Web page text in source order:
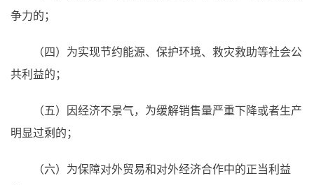
争力的；
（四）为实现节约能源、保护环境、救灾救助等社会公
共利益的；
（五）因经济不景气，为缓解销售量严重下降或者生产
明显过剩的；
（六）为保障对外贸易和对外经济合作中的正当利益